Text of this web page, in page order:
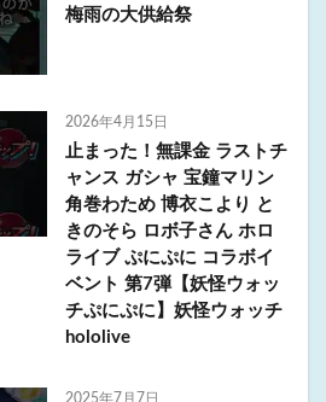
梅雨の大供給祭
2026年4月15日
止まった！無課金 ラストチ
ャンス ガシャ 宝鐘マリン
角巻わため 博衣こより と
きのそら ロボ子さん ホロ
ライブ ぷにぷに コラボイ
ベント 第7弾【妖怪ウォッ
チぷにぷに】妖怪ウォッチ
hololive
2025年7月7日